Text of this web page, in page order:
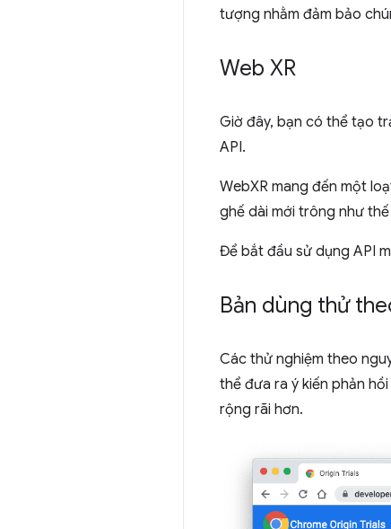
tượng nhằm đảm bảo
Web XR
Giờ đây, bạn có thể tạo
API.
WebXR mang đến một
ghế dài mới trông như
Để bắt đầu sử dụng API
Bản dùng thử
Các thử nghiệm theo
thể đưa ra ý kiến phản
rộng rãi hơn.